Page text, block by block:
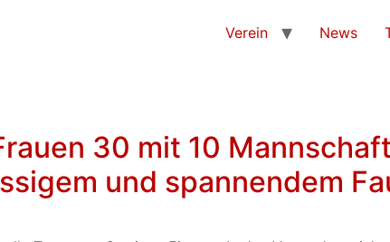
Verein News
30 mit 10
und spannendem